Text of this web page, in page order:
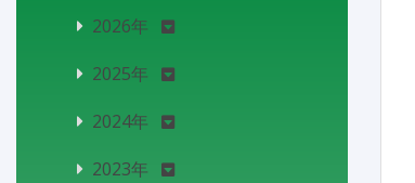
2026年
2025年
2024年
2023年